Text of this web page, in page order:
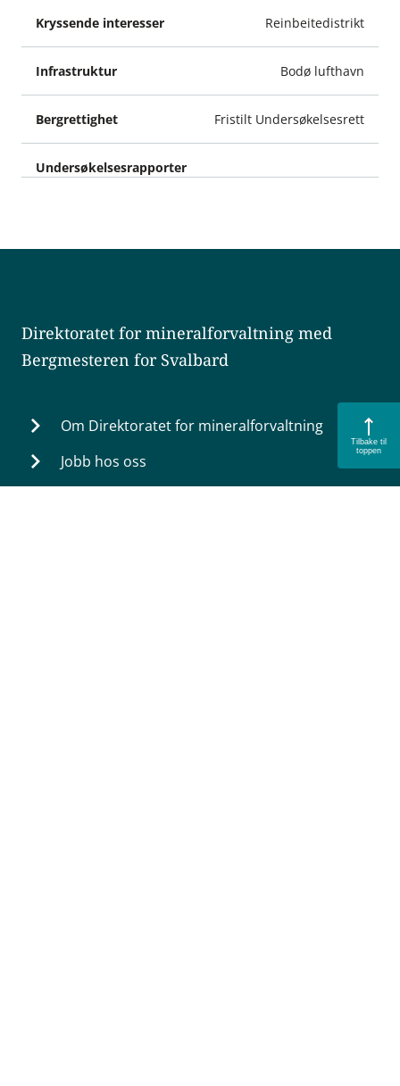
Reinbeitedistrikt
Bodø lufthavn
Fristilt Undersøkelsesrett
Tilbake til
toppen
Direktoratet for mineralforvaltning med
Bergmesteren for Svalbard
Om Direktoratet for mineralforvaltning
Jobb hos oss